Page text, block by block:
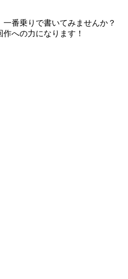
番乗りで書いてみませんか？
への力になります！